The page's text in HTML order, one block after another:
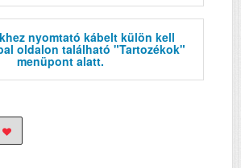
nyomtató kábelt külön kell
oldalon található "Tartozékok"
menüpont alatt.